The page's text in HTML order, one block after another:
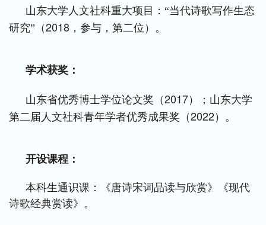
山东大学人文社科重大项目：“当代诗歌写作生态
研究”（2018 ，参与，第二位）。
学术获奖：
山东省优秀博士学位论文奖（2017）；山东大学
第二届人文社科青年学者优秀成果奖（2022）。
开设课程：
本科生通识课：《唐诗宋词品读与欣赏》《现代
诗歌经典赏读》。